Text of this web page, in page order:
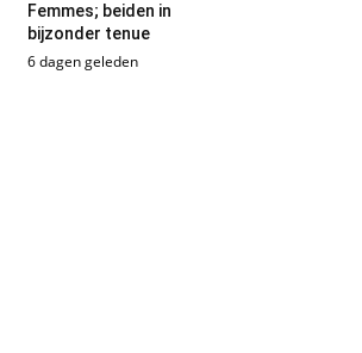
Femmes; beiden in
bijzonder tenue
6 dagen geleden